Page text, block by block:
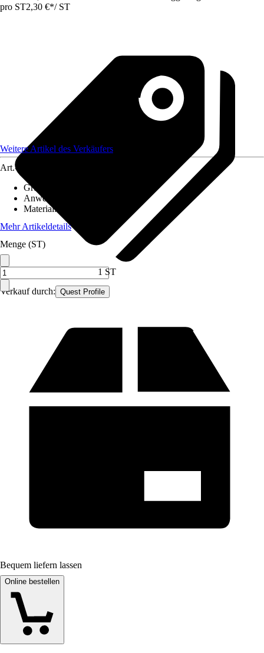
pro ST2,30 €*/ ST
Verkauf durch: Quest Profile
Weitere Artikel des Verkäufers
Art.-Nr.
Grundfarbe
Anwendungsbereich
Material:
Mehr Artikeldetails
Menge (ST)
1 ST
Bequem liefern lassen
Online bestellen